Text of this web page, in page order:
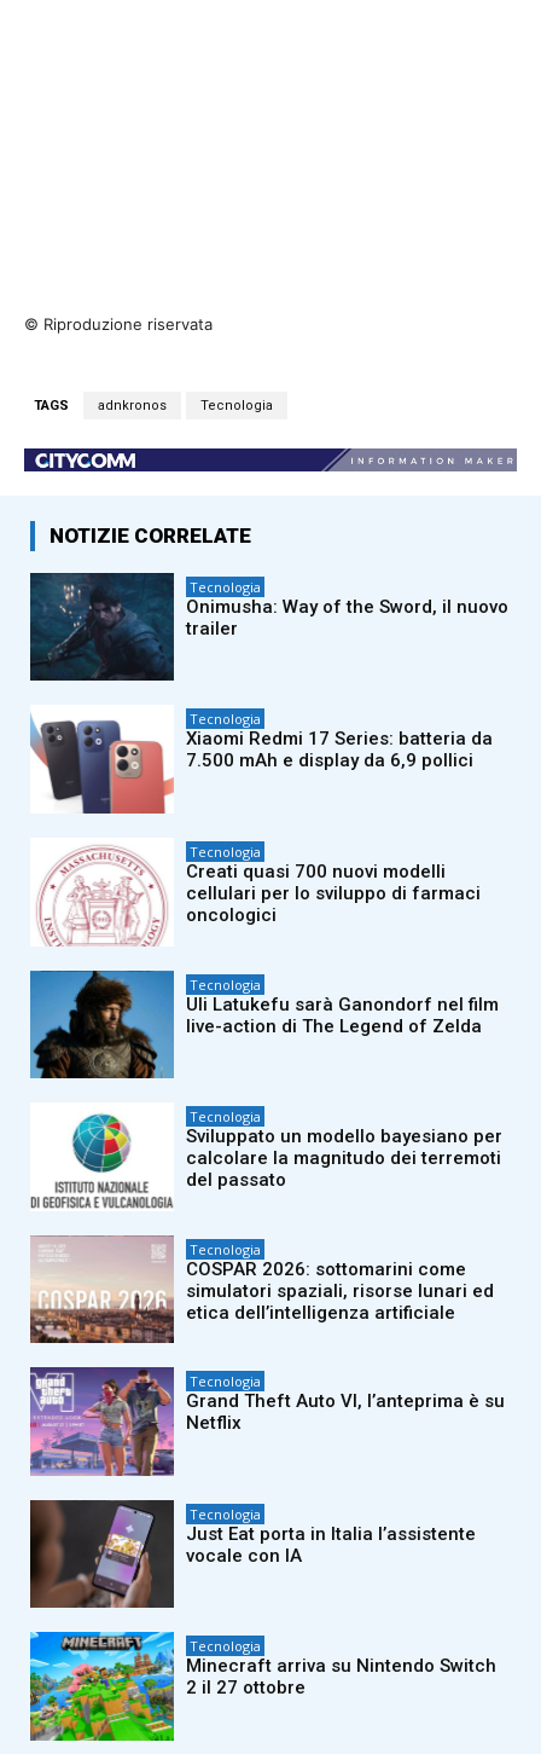
© Riproduzione riservata
TAGS adnkronos Tecnologia
NOTIZIE CORRELATE
Tecnologia
Onimusha: Way of the Sword, il nuovo
trailer
Tecnologia
Xiaomi Redmi 17 Series: batteria da
7.500 mAh e display da 6,9 pollici
Tecnologia
Creati quasi 700 nuovi modelli
cellulari per lo sviluppo di farmaci
oncologici
Tecnologia
Uli Latukefu sarà Ganondorf nel film
live-action di The Legend of Zelda
Tecnologia
Sviluppato un modello bayesiano per
calcolare la magnitudo dei terremoti
del passato
Tecnologia
COSPAR 2026: sottomarini come
simulatori spaziali, risorse lunari ed
etica dell’intelligenza artificiale
Tecnologia
Grand Theft Auto VI, l’anteprima è su
Netflix
Tecnologia
Just Eat porta in Italia l’assistente
vocale con IA
Tecnologia
Minecraft arriva su Nintendo Switch
2 il 27 ottobre